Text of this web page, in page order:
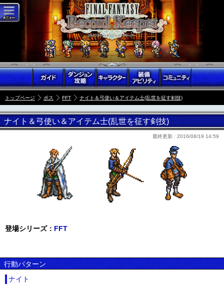
トップページ ボス FFT ナイト＆弓使い＆アイテム士(乱世を征す剣技)
ナイト＆弓使い＆アイテム士(乱世を征す剣技)
最終更新 : 2016/08/19 14:59
登場シリーズ： FFT
行動パターン
ナイト